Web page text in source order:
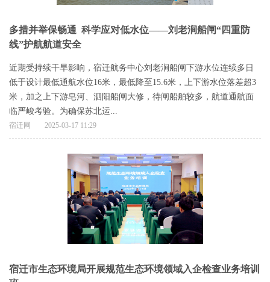
多措并举保畅通 科学应对低水位——刘老涧船闸“四重防
线”护航航道安全
近期受持续干旱影响，宿迁航务中心刘老涧船闸下游水位连续多日
低于设计最低通航水位16米，最低降至15.6米，上下游水位落差超3
米，加之上下游皂河、泗阳船闸大修，待闸船舶较多，航道通航面
临严峻考验。为确保苏北运...
宿迁网 2025-03-17 11:29
宿迁市生态环境局开展规范生态环境领域入企检查业务培训